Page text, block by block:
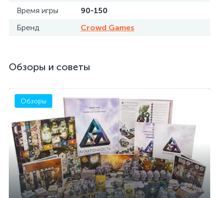
Время игры
90-150
Бренд
Crowd Games
Обзоры и советы
Обзоры